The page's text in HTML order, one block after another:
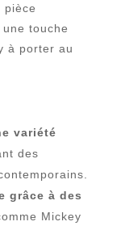
pièce
touche
à porter au
variété
des
grâce à des
Mickey